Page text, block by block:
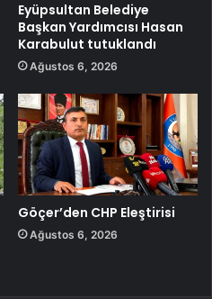
Eyüpsultan Belediye
Başkan Yardımcısı Hasan
Karabulut tutuklandı
Ağustos 6, 2026
Göçer’den CHP Eleştirisi
Ağustos 6, 2026